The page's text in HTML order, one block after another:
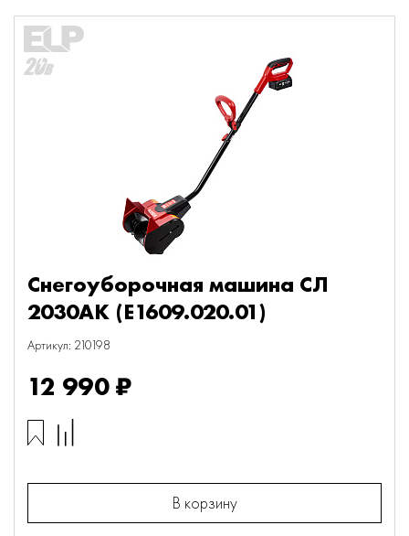
Снегоуборочная машина СЛ
2030АК (E1609.020.01)
Артикул: 210198
12 990 ₽
В корзину